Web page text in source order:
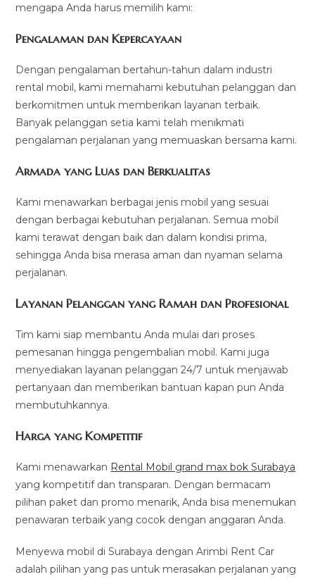
mengapa Anda harus memilih kami:
Pengalaman dan Kepercayaan
Dengan pengalaman bertahun-tahun dalam industri
rental mobil, kami memahami kebutuhan pelanggan dan
berkomitmen untuk memberikan layanan terbaik.
Banyak pelanggan setia kami telah menikmati
pengalaman perjalanan yang memuaskan bersama kami.
Armada yang Luas dan Berkualitas
Kami menawarkan berbagai jenis mobil yang sesuai
dengan berbagai kebutuhan perjalanan. Semua mobil
kami terawat dengan baik dan dalam kondisi prima,
sehingga Anda bisa merasa aman dan nyaman selama
perjalanan.
Layanan Pelanggan yang Ramah dan Profesional
Tim kami siap membantu Anda mulai dari proses
pemesanan hingga pengembalian mobil. Kami juga
menyediakan layanan pelanggan 24/7 untuk menjawab
pertanyaan dan memberikan bantuan kapan pun Anda
membutuhkannya.
Harga yang Kompetitif
Kami menawarkan Rental Mobil grand max bok Surabaya
yang kompetitif dan transparan. Dengan bermacam
pilihan paket dan promo menarik, Anda bisa menemukan
penawaran terbaik yang cocok dengan anggaran Anda.
Menyewa mobil di Surabaya dengan Arimbi Rent Car
adalah pilihan yang pas untuk merasakan perjalanan yang